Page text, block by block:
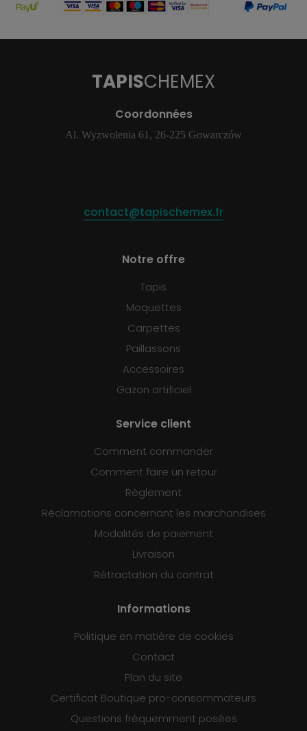
TAPISCHEMEX
Coordonnées
Al. Wyzwolenia 61, 26-225 Gowarczów
contact@tapischemex.fr
Notre offre
Tapis
Moquettes
Carpettes
Paillassons
Accessoires
Gazon artificiel
Service client
Comment commander
Comment faire un retour
Règlement
Réclamations concernant les marchandises
Modalités de paiement
Livraison
Rétractation du contrat
Informations
Politique en matière de cookies
Contact
Plan du site
Certificat Boutique pro-consommateurs
Questions fréquemment posées